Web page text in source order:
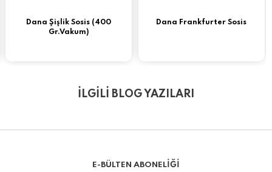
Dana Şişlik Sosis (400
Gr.Vakum)
Dana Frankfurter Sosis
İLGİLİ BLOG YAZILARI
E-BÜLTEN ABONELİĞİ